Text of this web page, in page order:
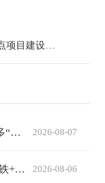
建设提速
2306暑运再升级，智慧服务背后呼唤更多“数字工匠” 2026-08-07
开通两周年！福厦高铁打造全国标杆“高铁+文旅”滨海黄金通道 2026-08-06